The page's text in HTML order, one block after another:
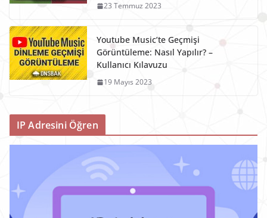
23 Temmuz 2023
Youtube Music’te Geçmişi
Görüntüleme: Nasıl Yapılır? –
Kullanıcı Kılavuzu
19 Mayıs 2023
IP Adresini Öğren